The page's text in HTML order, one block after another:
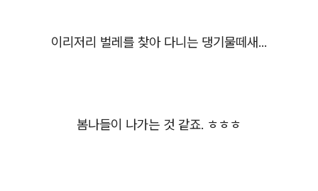
이리저리 벌레를 찾아 다니는 댕기물떼새...
봄나들이 나가는 것 같죠. ㅎㅎㅎ